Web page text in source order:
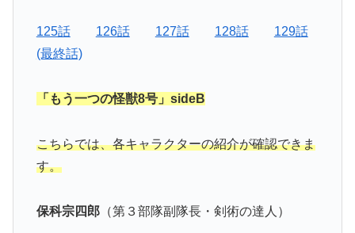
125話 126話 127話 128話
129話
(最終話)
「もう一つの怪獣8号」sideB
こちらでは、各キャラクターの紹介が確認できま
す。
保科宗四郎（第３部隊副隊長・剣術の達人）